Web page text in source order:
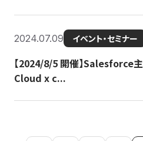
2024.07.09 イベント・セミナー
【2024/8/5 開催】Salesforce
Cloud x c...